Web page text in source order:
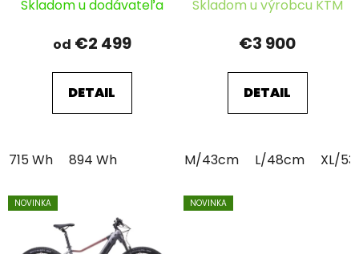
Skladom u dodávateľa
od €2 499
DETAIL
715 Wh 894 Wh
Skladom u výrobcu KTM
€3 900
DETAIL
M/43cm L/48cm XL/
NOVINKA NOVINKA